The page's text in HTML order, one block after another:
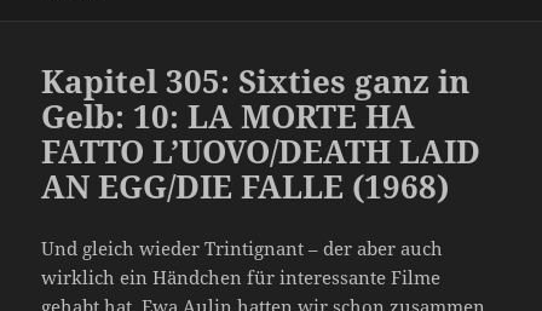
Kapitel 305: Sixties ganz in
Gelb: 10: LA MORTE HA
FATTO L’UOVO/DEATH LAID
AN EGG/DIE FALLE (1968)
Und gleich wieder Trintignant – der aber auch
wirklich ein Händchen für interessante Filme
gehabt hat. Ewa Aulin hatten wir schon zusammen